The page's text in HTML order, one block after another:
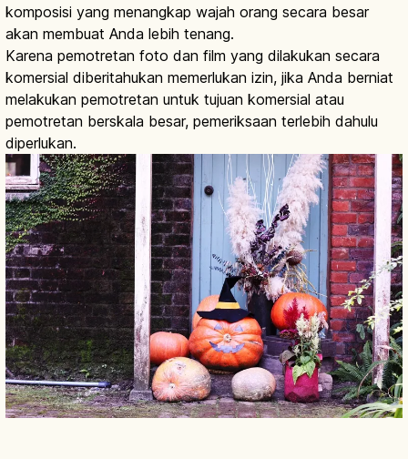
komposisi yang menangkap wajah orang secara besar
akan membuat Anda lebih tenang.
Karena pemotretan foto dan film yang dilakukan secara
komersial diberitahukan memerlukan izin, jika Anda berniat
melakukan pemotretan untuk tujuan komersial atau
pemotretan berskala besar, pemeriksaan terlebih dahulu
diperlukan.